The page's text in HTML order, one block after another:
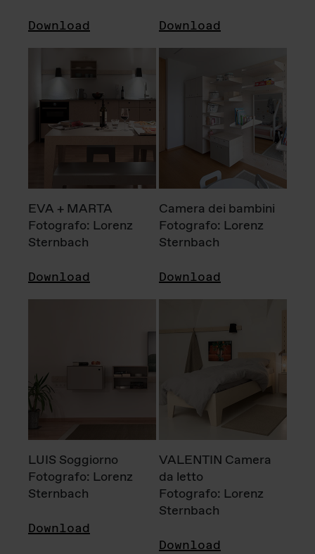
Download Download
EVA + MARTA
Fotografo: Lorenz
Sternbach
Download
Camera dei bambini
Fotografo: Lorenz
Sternbach
Download
LUIS Soggiorno
Fotografo: Lorenz
Sternbach
Download
VALENTIN Camera
da letto
Fotografo: Lorenz
Sternbach
Download